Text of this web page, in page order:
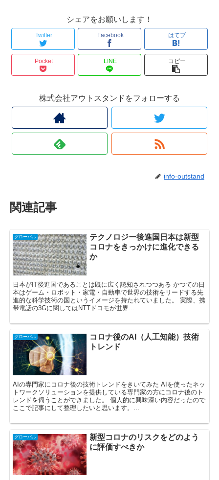
シェアをお願いします！
Twitter Facebook はてブ
Pocket LINE コピー
株式会社アウトスタンドをフォローする
info-outstand
関連記事
グローバル
テクノロジー後進国日本は新型
コロナをきっかけに進化できる
か
日本がIT後進国であることは既に広く認知されつつある かつての日
本はゲーム・ロボット・家電・自動車で世界の技術をリードする先
進的な科学技術の国というイメージを持たれていました。 実際、携
帯電話の3Gに関してはNTTドコモが世界...
グローバル
コロナ後のAI（人工知能）技術
トレンド
AIの専門家にコロナ後の技術トレンドをきいてみた AIを使ったネッ
トワークソリューションを提供している専門家の方にコロナ後のト
レンドを伺うことができました。 個人的に興味深い内容だったので
ここで記事にして整理したいと思います。...
グローバル
新型コロナのリスクをどのよう
に評価すべきか